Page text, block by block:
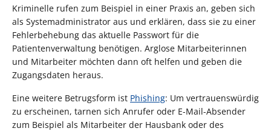
Kriminelle rufen zum Beispiel in einer Praxis an, geben sich
als Systemadministrator aus und erklären, dass sie zu einer
Fehlerbehebung das aktuelle Passwort für die
Patientenverwaltung benötigen. Arglose Mitarbeiterinnen
und Mitarbeiter möchten dann oft helfen und geben die
Zugangsdaten heraus.
Eine weitere Betrugsform ist Phishing: Um vertrauenswürdig
zu erscheinen, tarnen sich Anrufer oder E-Mail-Absender
zum Beispiel als Mitarbeiter der Hausbank oder des